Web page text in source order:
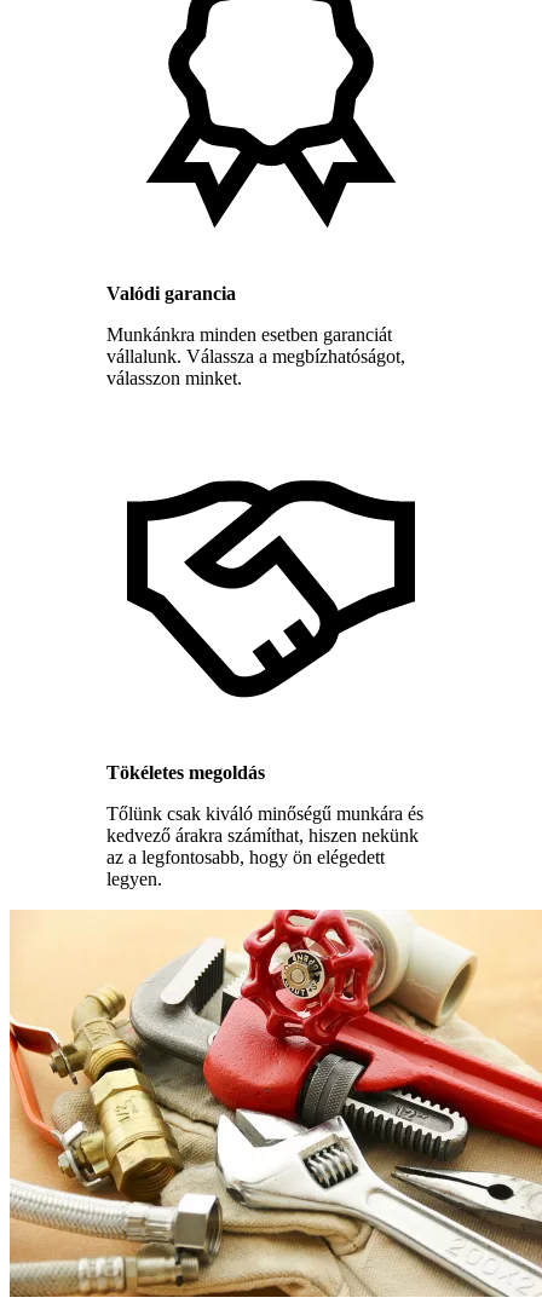
Valódi garancia
Munkánkra minden esetben garanciát
vállalunk. Válassza a megbízhatóságot,
válasszon minket.
Tökéletes megoldás
Tőlünk csak kiváló minőségű munkára és
kedvező árakra számíthat, hiszen nekünk
az a legfontosabb, hogy ön elégedett
legyen.